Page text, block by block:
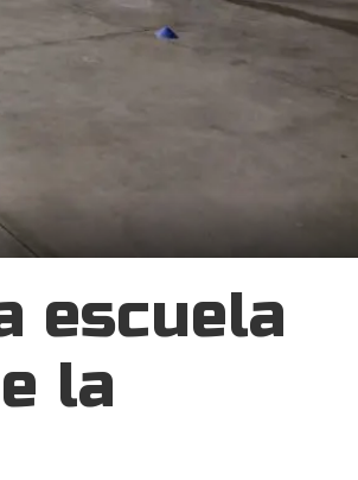
escuela
la